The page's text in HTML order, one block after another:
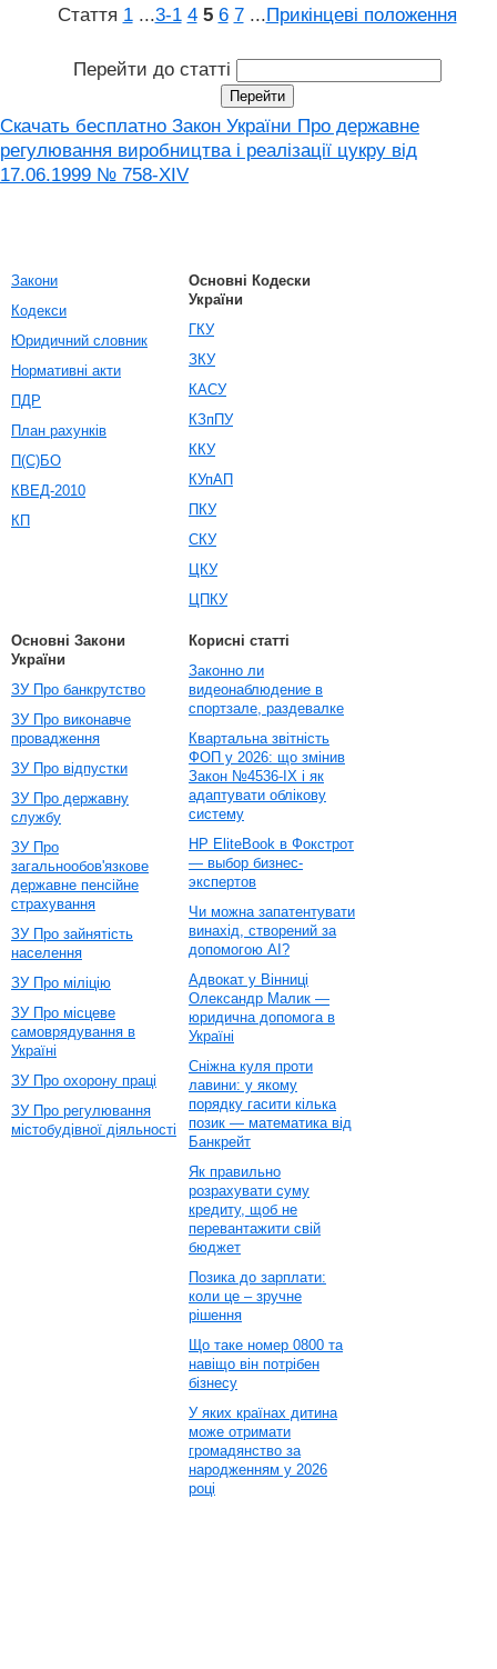
Стаття 1 ...3‑1 4 5 6 7 ...Прикінцеві положення
Перейти до статті
Скачать бесплатно Закон України Про державне
регулювання виробництва і реалізації цукру від
17.06.1999 № 758-XIV
Закони
Кодекси
Юридичний словник
Нормативні акти
ПДР
План рахунків
П(С)БО
КВЕД-2010
КП
Основні Кодески
України
ГКУ
ЗКУ
КАСУ
КЗпПУ
ККУ
КУпАП
ПКУ
СКУ
ЦКУ
ЦПКУ
Основні Закони
України
ЗУ Про банкрутство
ЗУ Про виконавче
провадження
ЗУ Про відпустки
ЗУ Про державну
службу
ЗУ Про
загальнообов'язкове
державне пенсійне
страхування
ЗУ Про зайнятість
населення
ЗУ Про міліцію
ЗУ Про місцеве
самоврядування в
Україні
ЗУ Про охорону праці
ЗУ Про регулювання
містобудівної діяльності
Корисні статті
Законно ли
видеонаблюдение в
спортзале, раздевалке
Квартальна звітність
ФОП у 2026: що змінив
Закон №4536-IX і як
адаптувати облікову
систему
HP EliteBook в Фокстрот
— выбор бизнес-
экспертов
Чи можна запатентувати
винахід, створений за
допомогою AI?
Адвокат у Вінниці
Олександр Малик —
юридична допомога в
Україні
Сніжна куля проти
лавини: у якому
порядку гасити кілька
позик — математика від
Банкрейт
Як правильно
розрахувати суму
кредиту, щоб не
перевантажити свій
бюджет
Позика до зарплати:
коли це – зручне
рішення
Що таке номер 0800 та
навіщо він потрібен
бізнесу
У яких країнах дитина
може отримати
громадянство за
народженням у 2026
році